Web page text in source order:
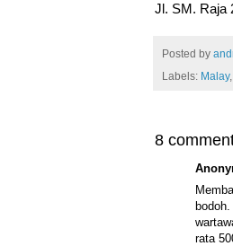
Jl. SM. Raja
Posted by
Labels: Malay,
8
rata